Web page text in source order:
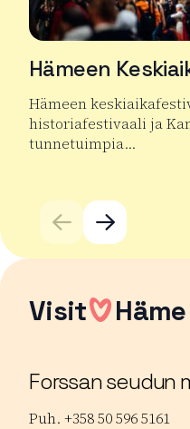
Hämeen
Hämeen
historiafestivaali ja
tunnetuimpia…
Visit Häme
Forssan seudun
Puh. +358 50 596 5161